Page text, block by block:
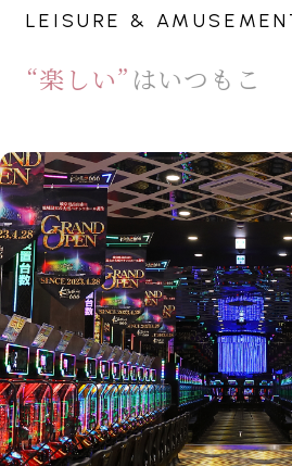
“楽しい” はいつもここ
LEISURE &